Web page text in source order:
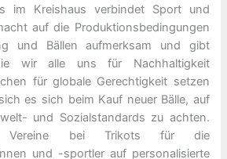
im Kreishaus verbindet Sport und
auf die Produktionsbedingungen
und Bällen aufmerksam und gibt
wir alle uns für Nachhaltigkeit
für globale Gerechtigkeit setzen
es sich beim Kauf neuer Bälle, auf
und Sozialstandards zu achten.
Vereine bei Trikots für die
und -sportler auf personalisierte